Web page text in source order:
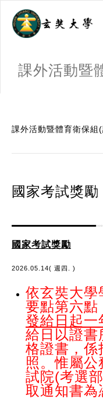
課外活動暨
課外活動暨體育衛保組
國家考試獎勵
國家考試獎勵
2026.05.14( 週四. )
依玄奘大學
要點第六點
發給日起一
給日以證書
格證書，係
照。惟屬
試院(考選
取通知書為